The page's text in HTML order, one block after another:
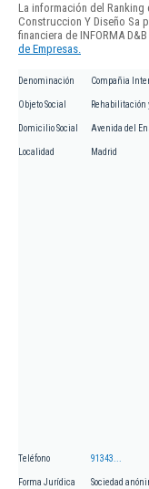
La información del
Construccion Y Diseño Sa
financiera de INFORMA
de Empresas.
Denominación Compañia
Objeto Social Rehabilitación
Domicilio Social Avenida del
Localidad Madrid
Teléfono 91343...
Forma Jurídica Sociedad